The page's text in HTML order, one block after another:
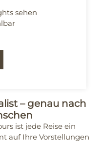
sehen
– genau nach
ist jede Reise ein
auf Ihre Vorstellungen